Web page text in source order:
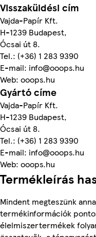
Visszaküldési cím
Vajda-Papír Kft.
H-1239 Budapest,
Ócsai út 8.
Tel.: (+36) 1 283 9390
E-mail: info@ooops.hu
Web: ooops.hu
Gyártó címe
Vajda-Papír Kft.
H-1239 Budapest,
Ócsai út 8.
Tel.: (+36) 1 283 9390
E-mail: info@ooops.hu
Web: ooops.hu
Termékleírás
Mindent megteszünk
termékinformációk
élelmiszertermékek